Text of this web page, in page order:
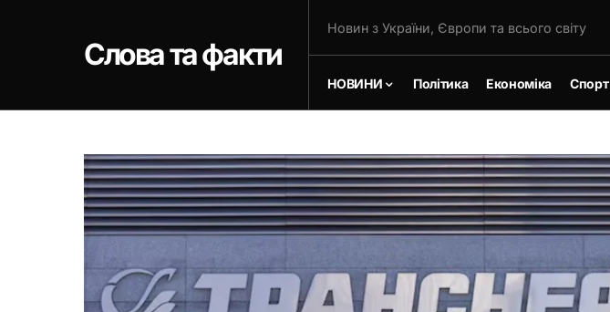
Слова та факти
Новин з України, Європи та всього світу
НОВИНИ Політика Економіка Спорт